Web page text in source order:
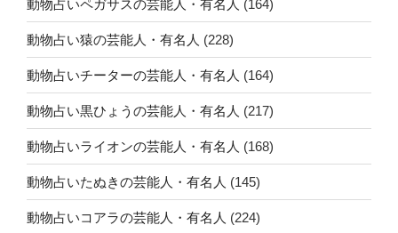
動物占いペガサスの芸能人・有名人 (164)
動物占い猿の芸能人・有名人 (228)
動物占いチーターの芸能人・有名人 (164)
動物占い黒ひょうの芸能人・有名人 (217)
動物占いライオンの芸能人・有名人 (168)
動物占いたぬきの芸能人・有名人 (145)
動物占いコアラの芸能人・有名人 (224)